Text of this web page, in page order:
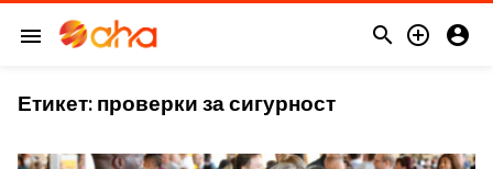
menu   
Етикет: проверки за сигурност